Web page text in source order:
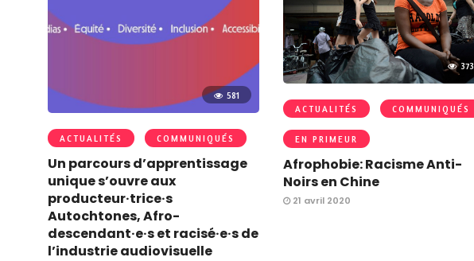
581
ACTUALITÉS COMMUNIQUÉS
Un parcours d’apprentissage
unique s’ouvre aux
producteur·trice·s
Autochtones, Afro-
descendant·e·s et racisé·e·s de
l’industrie audiovisuelle
373
ACTUALITÉS COMMUNIQUÉS
EN PRIMEUR
Afrophobie: Racisme Anti-
Noirs en Chine
21 avril 2020